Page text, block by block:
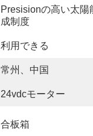
Presisionの高い太陽
成制度
利用できる
常州、中国
24vdcモーター
合板箱